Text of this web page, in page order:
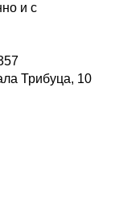
и с
Трибуца, 10